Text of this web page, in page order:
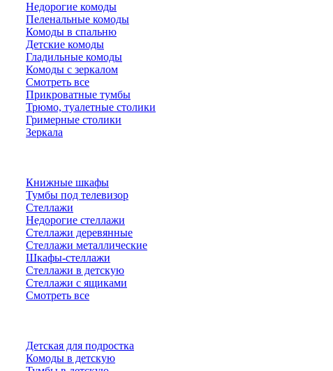
Недорогие комоды
Пеленальные комоды
Комоды в спальню
Детские комоды
Гладильные комоды
Комоды с зеркалом
Смотреть все
Прикроватные тумбы
Трюмо, туалетные столики
Гримерные столики
Зеркала
Книжные шкафы
Тумбы под телевизор
Стеллажи
Недорогие стеллажи
Стеллажи деревянные
Стеллажи металлические
Шкафы-стеллажи
Стеллажи в детскую
Стеллажи с ящиками
Смотреть все
Детская для подростка
Комоды в детскую